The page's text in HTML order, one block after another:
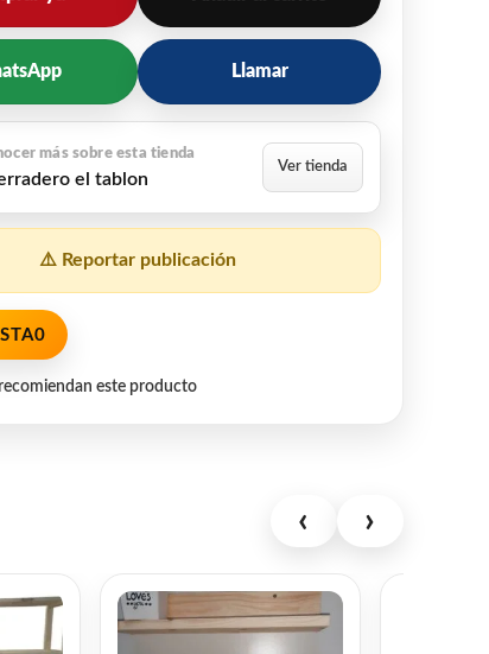
Llamar
el tablon
⚠️ Reportar publicación
0
este producto
‹ ›